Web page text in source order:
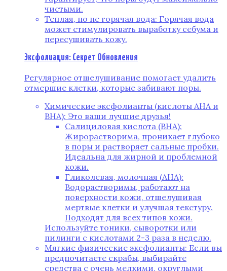
чистыми.
Теплая, но не горячая вода: Горячая вода
может стимулировать выработку себума и
пересушивать кожу.
Эксфолиация: Секрет Обновления
Регулярное отшелушивание помогает удалить
отмершие клетки, которые забивают поры.
Химические эксфолианты (кислоты AHA и
BHA): Это ваши лучшие друзья!
Салициловая кислота (BHA):
Жирорастворима, проникает глубоко
в поры и растворяет сальные пробки.
Идеальна для жирной и проблемной
кожи.
Гликолевая, молочная (AHA):
Водорастворимы, работают на
поверхности кожи, отшелушивая
мертвые клетки и улучшая текстуру.
Подходят для всех типов кожи.
Используйте тоники, сыворотки или
пилинги с кислотами 2-3 раза в неделю.
Мягкие физические эксфолианты: Если вы
предпочитаете скрабы, выбирайте
средства с очень мелкими, округлыми